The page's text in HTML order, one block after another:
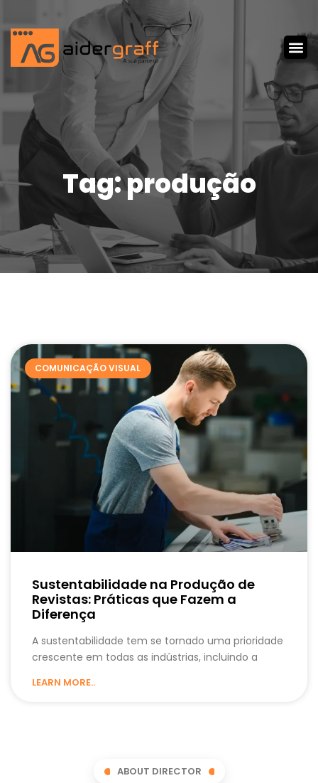
Tag: produção
COMUNICAÇÃO VISUAL
Sustentabilidade na Produção de
Revistas: Práticas que Fazem a
Diferença
A sustentabilidade tem se tornado uma prioridade
crescente em todas as indústrias, incluindo a
LEARN MORE..
ABOUT DIRECTOR